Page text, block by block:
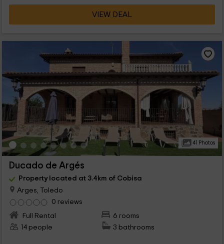
VIEW DEAL
41 Photos
Ducado de Argés
Property located at 3.4km of Cobisa
Arges, Toledo
0 reviews
Full Rental
6 rooms
14 people
3 bathrooms